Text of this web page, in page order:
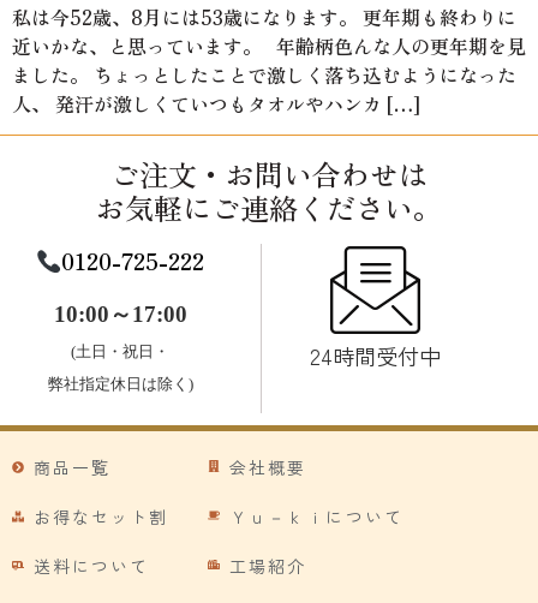
私は今52歳、8月には53歳になります。 更年期も終わりに
近いかな、と思っています。 年齢柄色んな人の更年期を見
ました。 ちょっとしたことで激しく落ち込むようになった
人、 発汗が激しくていつもタオルやハンカ […]
ご注文・お問い合わせは
お気軽にご連絡ください。
0120-725-222
10:00～17:00
(土日・祝日・
弊社指定休日は除く)
24時間受付中
商品一覧
お得なセット割
送料について
会社概要
Ｙｕ－ｋｉについて
工場紹介